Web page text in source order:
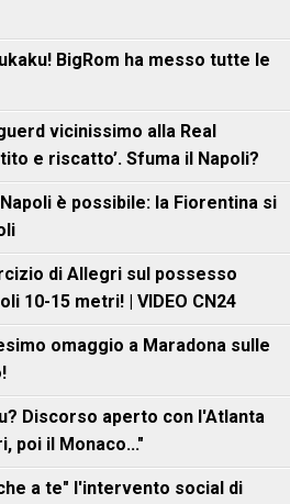
BigRom ha messo tutte le
vicinissimo alla Real
e riscatto’. Sfuma il Napoli?
è possibile: la Fiorentina si
di Allegri sul possesso
10-15 metri! | VIDEO CN24
omaggio a Maradona sulle
Discorso aperto con l'Atlanta
poi il Monaco..."
a te" l'intervento social di